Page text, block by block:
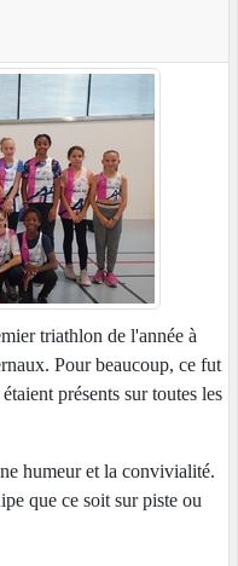
triathlon de l'année à
Pour beaucoup, ce fut
présents sur toutes les
humeur et la convivialité.
que ce soit sur piste ou